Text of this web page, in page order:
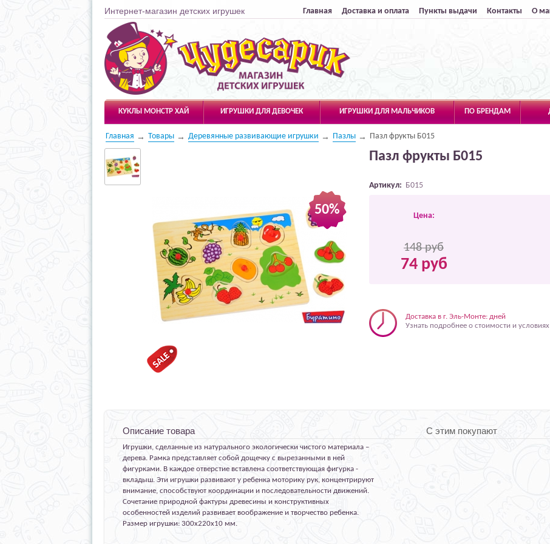
Интернет-магазин детских игрушек Главная Доставка и оплата Пункты выдачи Контакты О
Чудесарик
КУКЛЫ МОНСТР ХАЙ ИГРУШКИ ДЛЯ ДЕВОЧЕК ИГРУШКИ ДЛЯ МАЛЬЧИКОВ ПО БРЕНДАМ
Главная Товары Деревянные развивающие игрушки Пазлы Пазл фрукты Б015
50%
Пазл фрукты Б015
Артикул: Б015
Цена:
148 руб
74 руб
Доставка в г. Эль-Монте: дней
Узнать подробнее о стоимости и
Описание товара С этим покупают
Игрушки, сделанные из натурального экологически чистого материала –
дерева. Рамка представляет собой дощечку с вырезанными в ней
фигурками. В каждое отверстие вставлена соответствующая фигурка -
вкладыш. Эти игрушки развивают у ребенка моторику рук, концентрируют
внимание, способствуют координации и последовательности движений.
Сочетание природной фактуры древесины и конструктивных
особенностей изделий развивает воображение и творчество ребенка.
Размер игрушки: 300х220х10 мм.